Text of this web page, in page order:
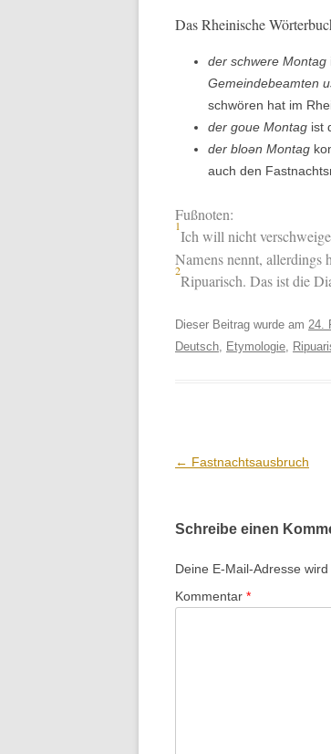
Das Rheinis­che
der schwere Mon­tag
Gemein­de­beamten
schwören hat im
der goue Mon­tag ist
der bloən Mon­tag
auch den
Fußnoten:
1
Ich will nicht
Namens nen­nt, allerd­ings
2
Ripuar­isch. Das ist die
Dieser Beitrag wurde am 24.
Deutsch
Etymologie
Beitrags-
← Fastnachtsausbruch
Schreibe einen
Deine E-Mail-Adresse
Kommentar *